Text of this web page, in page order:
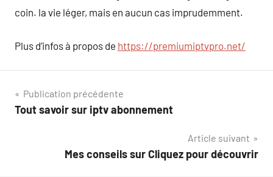
coin. la vie léger, mais en aucun cas imprudemment.
Plus d’infos à propos de https://premiumiptvpro.net/
Navigation
de
Publication précédente
Tout savoir sur iptv abonnement
Article suivant
Mes conseils sur Cliquez pour découvrir